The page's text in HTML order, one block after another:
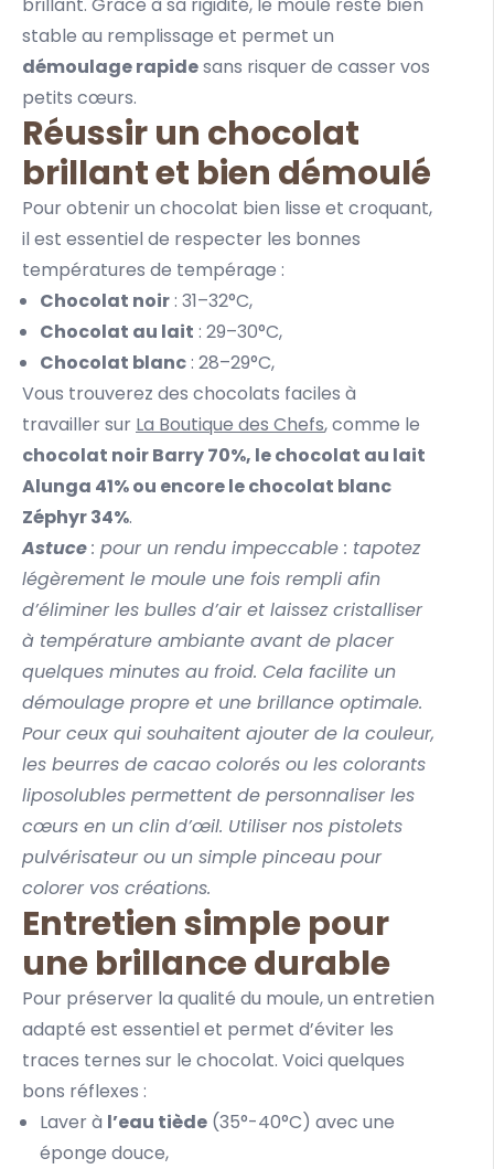
stable au remplissage et permet un
démoulage rapidesans risquer de casser vos
petits cœurs.
Réussir un chocolat
brillant et bien démoulé
Pour obtenir un chocolat bien lisse et croquant,
il est essentiel de respecter les bonnes
températures de tempérage :
Chocolat noir: 31–32°C,
Chocolat au lait : 29–30°C,
Chocolat blanc: 28–29°C,
Vous trouverez des chocolats faciles à
travailler sur La Boutique des Chefs, comme le
chocolat noir Barry 70%, lechocolat au lait
Alunga 41%ou encore le chocolat blanc
Zéphyr 34%.
Astuce: pour un rendu impeccable : tapotez
légèrement le moule une fois rempli afin
d’éliminer les bulles d’air et laissez cristalliser
à température ambiante avant de placer
quelques minutes au froid. Cela facilite un
démoulage propre et une brillance optimale.
Pour ceux qui souhaitent ajouter de la couleur,
les beurres de cacao colorés ou les colorants
liposolubles permettent de personnaliser les
cœurs en un clin d’œil. Utiliser nos pistolets
pulvérisateur ou un simple pinceau pour
colorer vos créations.
Entretien simple pour
une brillance durable
Pour préserver la qualité du moule, un entretien
adapté est essentiel et permet d’éviter les
traces ternes sur le chocolat. Voici quelques
bons réflexes :
Laver à l’eau tiède (35°-40°C) avec une
éponge douce,